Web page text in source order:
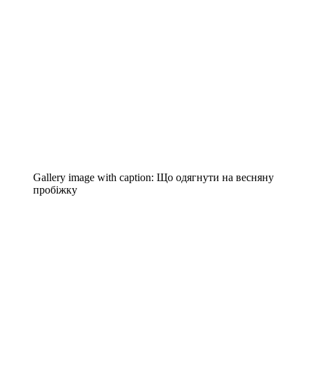
Gallery image with caption: Що одягнути на весняну
пробіжку